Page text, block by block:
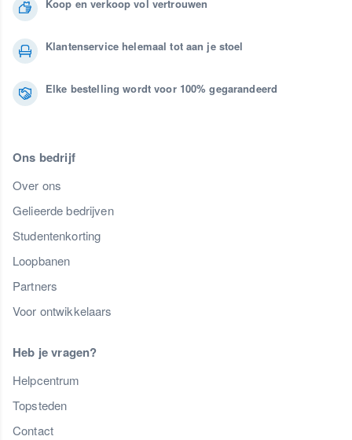
Koop en verkoop vol vertrouwen
Klantenservice helemaal tot aan je stoel
Elke bestelling wordt voor 100% gegarandeerd
Ons bedrijf
Over ons
Gelieerde bedrijven
Studentenkorting
Loopbanen
Partners
Voor ontwikkelaars
Heb je vragen?
Helpcentrum
Topsteden
Contact